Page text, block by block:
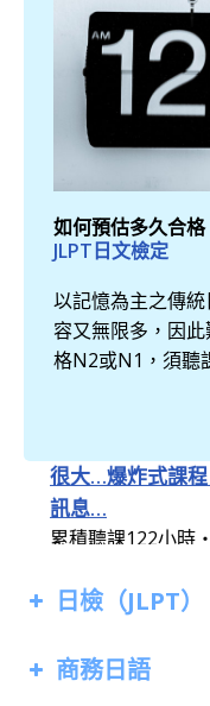
【公開承諾
3.5~8個月就
年齡是重要
友都能如願
常都是敬辭
被日文打敗之後
以前靠著自己買
很大…爆炸式課
訊息…
累積聽課122小
7月N2與12月N1
檢
日檢（JLPT）
商務日語